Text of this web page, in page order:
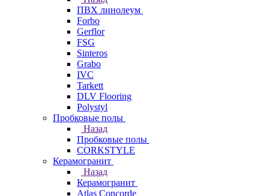
ПВХ линолеум
Forbo
Gerflor
FSG
Sinteros
Grabo
IVC
Tarkett
DLV Flooring
Polystyl
Пробковые полы
Назад
Пробковые полы
CORKSTYLE
Керамогранит
Назад
Керамогранит
Atlas Concorde